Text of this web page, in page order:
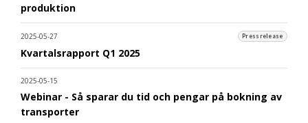
produktion
2025-05-27 Pressrelease
Kvartalsrapport Q1 2025
2025-05-15
Webinar - Så sparar du tid och pengar på bokning av
transporter